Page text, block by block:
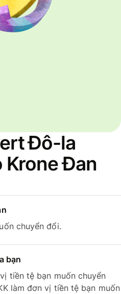
Đô-la
Krone Đan
chuyển đổi.
bạn
tiền tệ bạn muốn chuyển
làm đơn vị tiền tệ bạn muốn